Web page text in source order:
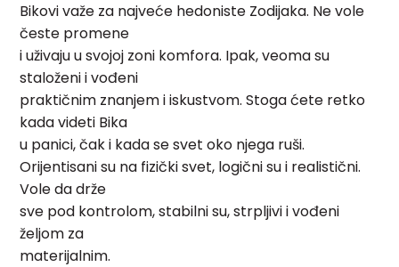
Bikovi važe za najveće hedoniste Zodijaka. Ne vole
česte promene
i uživaju u svojoj zoni komfora. Ipak, veoma su
staloženi i vođeni
praktičnim znanjem i iskustvom. Stoga ćete retko
kada videti Bika
u panici, čak i kada se svet oko njega ruši.
Orijentisani su na fizički svet, logični su i realistični.
Vole da drže
sve pod kontrolom, stabilni su, strpljivi i vođeni
željom za
materijalnim.